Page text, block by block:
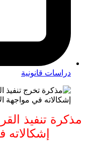
دراسات قانونية
مذكرة تنفيذ